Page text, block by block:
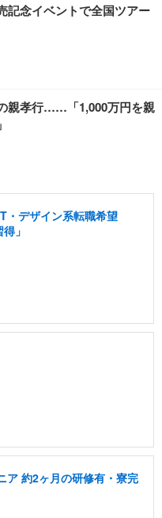
記念イベントで全国ツアー
親孝行……「1,000万円を親
・デザイン系転職希望
」
ア 約2ヶ月の研修有・寮完